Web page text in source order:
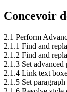
Concevoir
2.1 Perform
2.1.1 Find and
2.1.2 Find and
2.1.3 Set advanced
2.1.4 Link text
2.1.5 Set